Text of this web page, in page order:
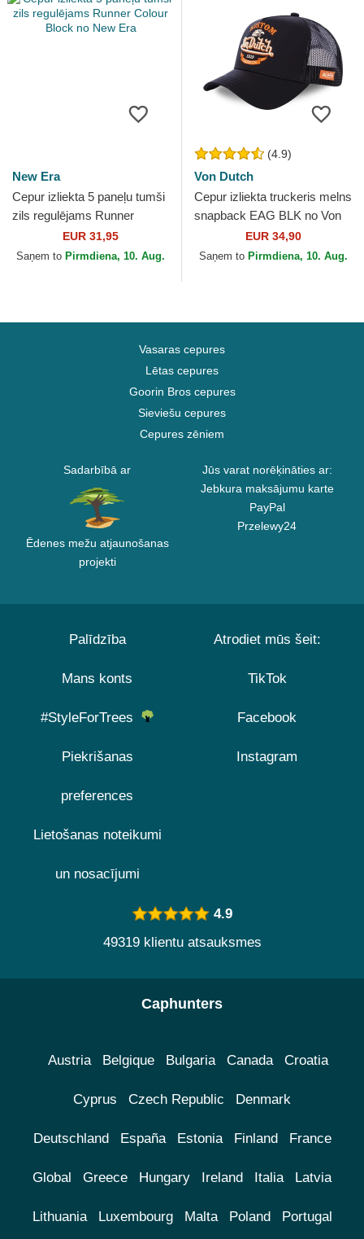
New Era
Cepur izliekta 5 paneļu tumši
zils regulējams Runner
Colour Block no New Era
EUR 31,95
Saņem to Pirmdiena, 10. Aug.
(4.9)
Von Dutch
Cepur izliekta truckeris melns
snapback EAG BLK no Von
EUR 34,90
Saņem to Pirmdiena, 10. Aug.
Vasaras cepures
Lētas cepures
Goorin Bros cepures
Sieviešu cepures
Cepures zēniem
Sadarbībā ar
Ēdenes mežu atjaunošanas
projekti
Jūs varat norēķināties ar:
Jebkura maksājumu karte
PayPal
Przelewy24
Palīdzība
Mans konts
#StyleForTrees
Piekrišanas
preferences
Lietošanas noteikumi
un nosacījumi
Atrodiet mūs šeit:
TikTok
Facebook
Instagram
4.9
49319 klientu atsauksmes
Caphunters
Austria Belgique Bulgaria Canada Croatia
Cyprus Czech Republic Denmark
Deutschland España Estonia Finland France
Global Greece Hungary Ireland Italia Latvia
Lithuania Luxembourg Malta Poland Portugal